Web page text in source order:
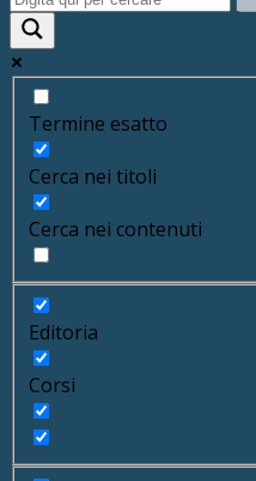
Termine esatto
Cerca nei titoli
Cerca nei contenuti
Editoria
Corsi